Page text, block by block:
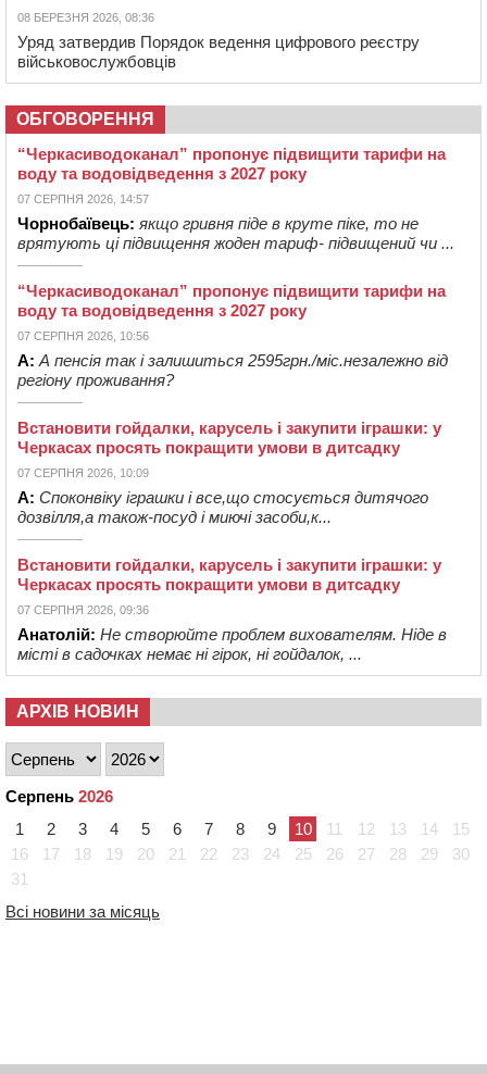
08 БЕРЕЗНЯ 2026, 08:36
Уряд затвердив Порядок ведення цифрового реєстру
військовослужбовців
ОБГОВОРЕННЯ
“Черкасиводоканал” пропонує підвищити тарифи на
воду та водовідведення з 2027 року
07 СЕРПНЯ 2026, 14:57
Чорнобаївець: якщо гривня піде в круте піке, то не
врятують ці підвищення жоден тариф- підвищений чи ...
“Черкасиводоканал” пропонує підвищити тарифи на
воду та водовідведення з 2027 року
07 СЕРПНЯ 2026, 10:56
А: А пенсія так і залишиться 2595грн./міс.незалежно від
регіону проживання?
Встановити гойдалки, карусель і закупити іграшки: у
Черкасах просять покращити умови в дитсадку
07 СЕРПНЯ 2026, 10:09
А: Споконвіку іграшки і все,що стосується дитячого
дозвілля,а також-посуд і миючі засоби,к...
Встановити гойдалки, карусель і закупити іграшки: у
Черкасах просять покращити умови в дитсадку
07 СЕРПНЯ 2026, 09:36
Анатолій: Не створюйте проблем вихователям. Ніде в
місті в садочках немає ні гірок, ні гойдалок, ...
АРХІВ НОВИН
Серпень 2026
1
2 3 4 5 6 7 8 9 10 11 12 13 14
15
16
17 18 19 20 21 22 23 24 25 26 27 28 29
30
31
Всі новини за місяць